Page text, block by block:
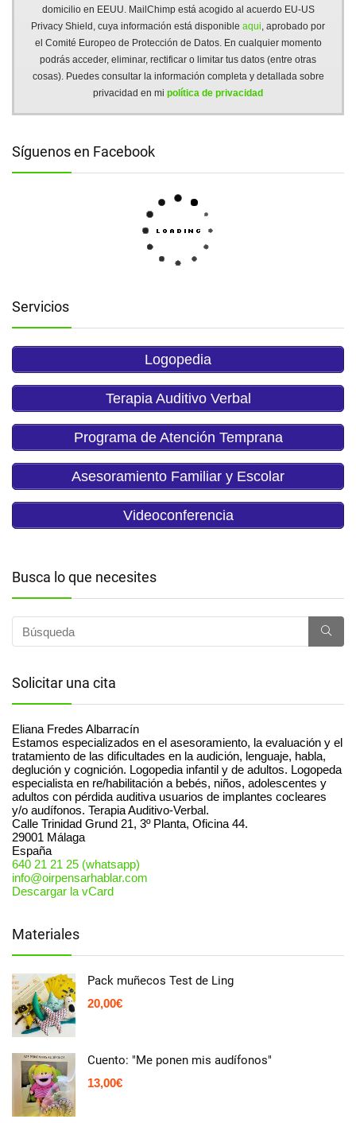
domicilio en EEUU. MailChimp está acogido al acuerdo EU-US
Privacy Shield, cuya información está disponible aqui, aprobado por
el Comité Europeo de Protección de Datos. En cualquier momento
podrás acceder, eliminar, rectificar o limitar tus datos (entre otras
cosas). Puedes consultar la información completa y detallada sobre
privacidad en mi política de privacidad
Síguenos en Facebook
Servicios
Logopedia
Terapia Auditivo Verbal
Programa de Atención Temprana
Asesoramiento Familiar y Escolar
Videoconferencia
Busca lo que necesites
Solicitar una cita
Eliana Fredes Albarracín
Estamos especializados en el asesoramiento, la evaluación y el
tratamiento de las dificultades en la audición, lenguaje, habla,
deglución y cognición. Logopedia infantil y de adultos. Logopeda
especialista en re/habilitación a bebés, niños, adolescentes y
adultos con pérdida auditiva usuarios de implantes cocleares
y/o audífonos. Terapia Auditivo-Verbal.
Calle Trinidad Grund 21, 3º Planta, Oficina 44.
29001 Málaga
España
640 21 21 25 (whatsapp)
info@oirpensarhablar.com
Descargar la vCard
Materiales
Pack muñecos Test de Ling
20,00€
Cuento: "Me ponen mis audífonos"
13,00€